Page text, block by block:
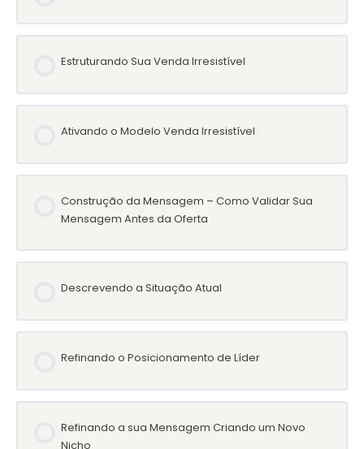
Estruturando Sua Venda Irresistível
Ativando o Modelo Venda Irresistível
Construção da Mensagem – Como Validar Sua
Mensagem Antes da Oferta
Descrevendo a Situação Atual
Refinando o Posicionamento de Líder
Refinando a sua Mensagem Criando um Novo
Nicho